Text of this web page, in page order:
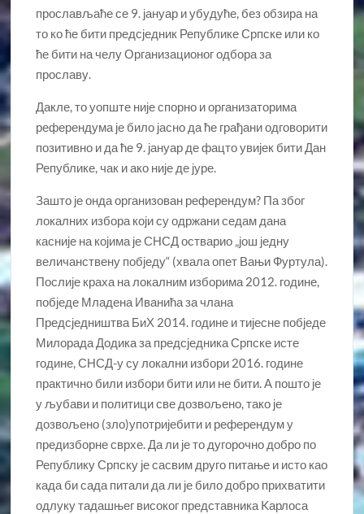
прослављаће се 9. јануар и убудуће, без обзира на
то ко ће бити предсједник Републике Српске или ко
ће бити на челу Организационог одбора за
прославу.
Дакле, то уопште није спорно и организаторима
референдума је било јасно да ће грађани одговорити
позитивно и да ће 9. јануар де фацто увијек бити Дан
Републике, чак и ако није де јуре.
Зашто је онда организован референдум? Па због
локалних избора који су одржани седам дана
касније на којима је СНСД остварио „још једну
величанствену побједу“ (хвала опет Вањи Фуртула).
Послије краха на локалним изборима 2012. године,
побједе Младена Иванића за члана
Предсједништва БиХ 2014. године и тијесне побједе
Милорада Додика за предсједника Српске исте
године, СНСД-у су локални избори 2016. године
практично били избори бити или не бити. А пошто је
у љубави и политици све дозвољено, тако је
дозвољено (зло)употријебити и референдум у
предизборне сврхе. Да ли је то дугорочно добро по
Републику Српску је сасвим друго питање и исто као
када би сада питали да ли је било добро прихватити
одлуку тадашњег високог представника Kарлоса